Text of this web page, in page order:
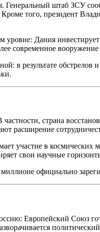
Генеральный штаб ЗСУ
Кроме того, президент
уровне: Дания
современное
в результате
страна
расширение
участие в
свои научные
официально
Европейский Союз